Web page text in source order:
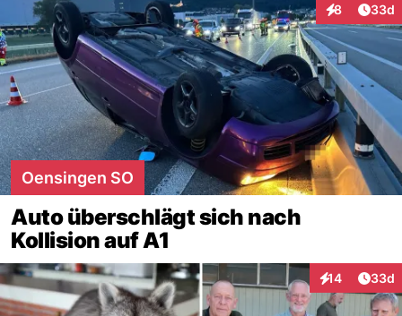
8
Interaktionen
33d
Oensingen SO
Auto überschlägt sich nach
Kollision auf A1
14
Interaktionen
33d